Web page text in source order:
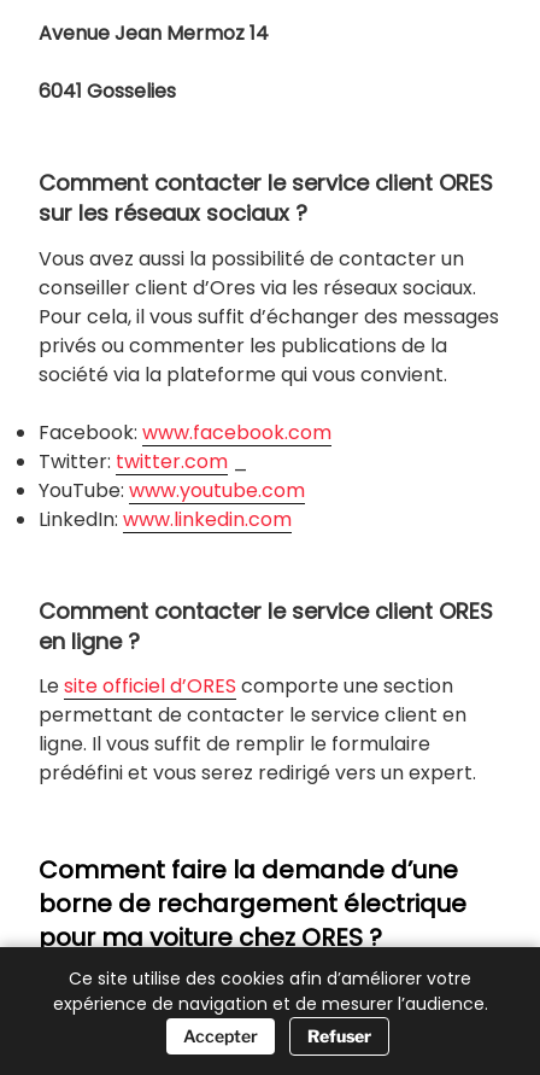
Avenue Jean Mermoz 14
6041 Gosselies
Comment contacter le service client ORES
sur les réseaux sociaux ?
Vous avez aussi la possibilité de contacter un
conseiller client d’Ores via les réseaux sociaux.
Pour cela, il vous suffit d’échanger des messages
privés ou commenter les publications de la
société via la plateforme qui vous convient.
Facebook: www.facebook.com
Twitter: twitter.com
YouTube: www.youtube.com
LinkedIn: www.linkedin.com
Comment contacter le service client ORES
en ligne ?
Lesite officiel d’ORES comporte une section
permettant de contacter le service client en
ligne. Il vous suffit de remplir le formulaire
prédéfini et vous serez redirigé vers un expert.
Comment faire la demande d’une
borne de rechargement électrique
pour ma voiture chez ORES ?
Pour faire une demande de borne de
rechargement électrique pour votre voiture
chez ORES, contacter directement leur service
Ce site utilise des cookies afin d’améliorer votre
expérience de navigation et de mesurer l’audience.
Accepter Refuser📞 Besoin d’aide ?